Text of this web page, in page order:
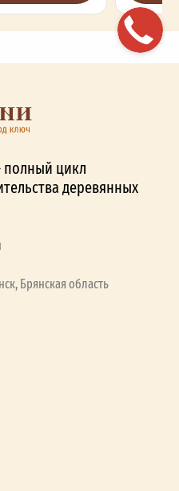
цикл
деревянных
Брянская область